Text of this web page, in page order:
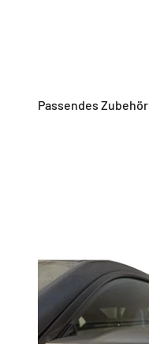
Passendes Zubehör